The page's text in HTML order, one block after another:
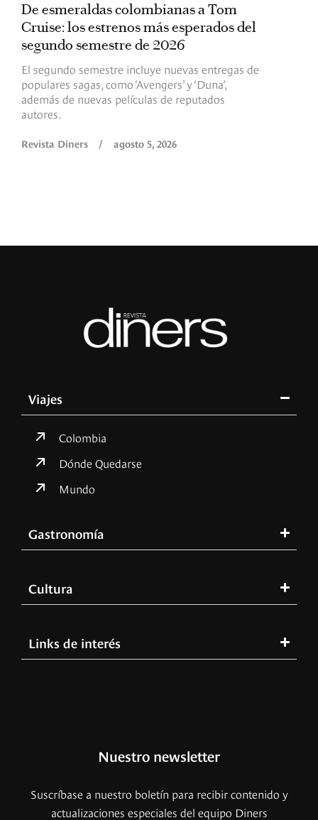
De esmeraldas colombianas a Tom
Cruise: los estrenos más esperados del
segundo semestre de 2026
El segundo semestre incluye nuevas entregas de
populares sagas, como ‘Avengers’ y ‘Duna’,
además de nuevas películas de reputados
autores.
Revista Diners / agosto 5, 2026
Viajes
Colombia
Dónde Quedarse
Mundo
Gastronomía
Cultura
Links de interés
Nuestro newsletter
Suscríbase a nuestro boletín para recibir contenido y
actualizaciones especiales del equipo Diners